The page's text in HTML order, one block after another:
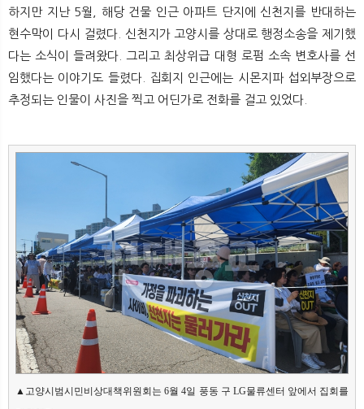
하지만 지난 5월, 해당 건물 인근 아파트 단지에 신천지를 반대하는
현수막이 다시 걸렸다. 신천지가 고양시를 상대로 행정소송을 제기했
다는 소식이 들려왔다. 그리고 최상위급 대형 로펌 소속 변호사를 선
임했다는 이야기도 들렸다. 집회지 인근에는 시몬지파 섭외부장으로
추정되는 인물이 사진을 찍고 어딘가로 전화를 걸고 있었다.
▲고양시범시민비상대책위원회는 6월 4일 풍동 구 LG물류센터 앞에서 집회를